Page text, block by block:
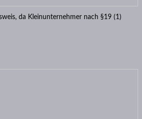
da Kleinunternehmer nach §19 (1)